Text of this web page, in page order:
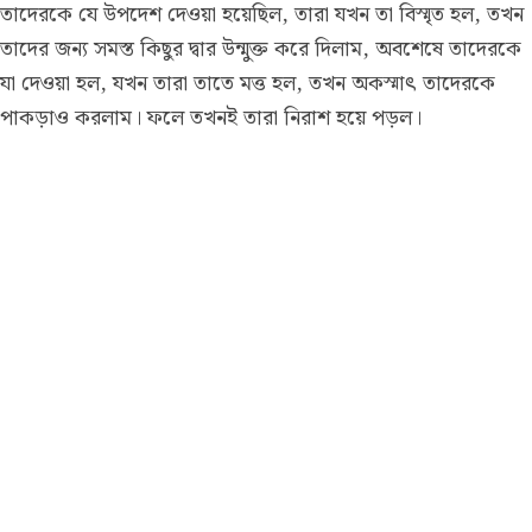
তাদেরকে যে উপদেশ দেওয়া হয়েছিল, তারা যখন তা বিস্মৃত হল, তখন
তাদের জন্য সমস্ত কিছুর দ্বার উন্মুক্ত করে দিলাম, অবশেষে তাদেরকে
যা দেওয়া হল, যখন তারা তাতে মত্ত হল, তখন অকস্মাৎ তাদেরকে
পাকড়াও করলাম। ফলে তখনই তারা নিরাশ হয়ে পড়ল।